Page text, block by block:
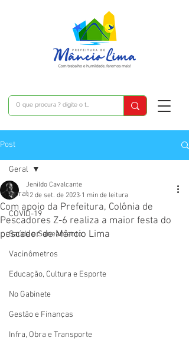
Post
Geral
COVID-19
Saúde e Saneamento
Vacinômetros
Educação, Cultura e Esporte
No Gabinete
Gestão e Finanças
Infra, Obra e Transporte
Geral
Com apoio da Prefeitura, Colônia de
Pescadores Z-6 realiza a maior festa do
pescador de Mâncio Lima
Jenildo Cavalcante
12 de set. de 2023 1 min de leitura